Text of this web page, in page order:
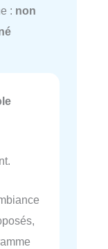
: non